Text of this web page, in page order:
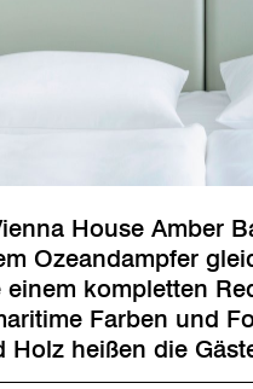
House Amber
Ozeandampfer
einem kompletten
Farben und
Holz heißen die